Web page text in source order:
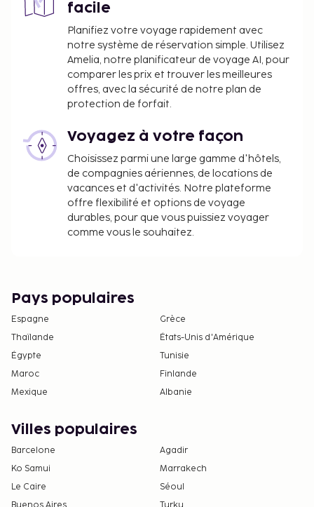
La liste ci-dessus peut ne pas être exhaustive. Les
frais et acomptes peuvent être mentionnés hors
taxe et sont soumis à modification.
Conformément aux réglementations
nationales, les transactions en espèces
effectuées dans cet hébergement ne peuvent
pas dépasser 1000 EUR. Pour plus
d'informations, veuillez contacter
l'hébergement aux coordonnées figurant dans
la confirmation de réservation.
La piscine est ouverte entre mai et septembre.
facile
Planifiez votre voyage rapidement avec
notre système de réservation simple. Utilisez
Amelia, notre planificateur de voyage AI, pour
comparer les prix et trouver les meilleures
offres, avec la sécurité de notre plan de
protection de forfait.
Voyagez à votre façon
Choisissez parmi une large gamme d'hôtels,
de compagnies aériennes, de locations de
vacances et d'activités. Notre plateforme
offre flexibilité et options de voyage
durables, pour que vous puissiez voyager
comme vous le souhaitez.
Pays populaires
Espagne
Grèce
Thaïlande
États-Unis d'Amérique
Égypte
Tunisie
Maroc
Finlande
Mexique
Albanie
Villes populaires
Barcelone
Agadir
Ko Samui
Marrakech
Le Caire
Séoul